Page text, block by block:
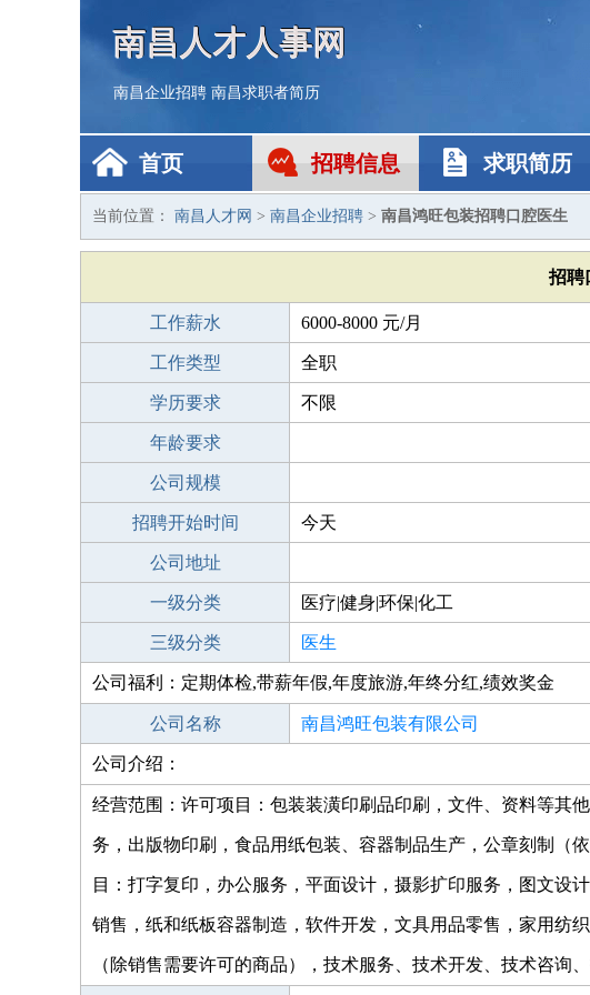
南昌人才人事网
南昌企业招聘 南昌求职者简历
首页 招聘信息 求职简历
当前位置： 南昌人才网 > 南昌企业招聘 > 南昌鸿旺包装招聘口腔医生
招聘
工作薪水 6000-8000 元/月
工作类型 全职
学历要求 不限
年龄要求
公司规模
招聘开始时间 今天
公司地址
一级分类 医疗|健身|环保|化工
三级分类 医生
公司福利：定期体检,带薪年假,年度旅游,年终分红,绩效奖金
公司名称 南昌鸿旺包装有限公司
公司介绍：
经营范围：许可项目：包装装潢印刷品印刷，文件、资料等其
务，出版物印刷，食品用纸包装、容器制品生产，公章刻制（
目：打字复印，办公服务，平面设计，摄影扩印服务，图文设
销售，纸和纸板容器制造，软件开发，文具用品零售，家用纺
（除销售需要许可的商品），技术服务、技术开发、技术咨询、